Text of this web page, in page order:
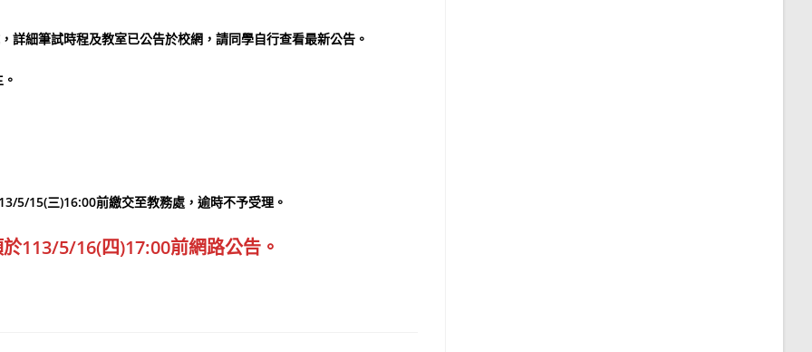
細筆試時程及教室已公告於校網，請同學自行查看最新公告。
5/15(三)16:00前繳交至教務處，逾時不予受理。
113/5/16(四)17:00前網路公告。